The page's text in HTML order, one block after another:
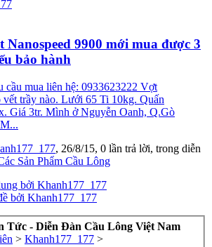
Nanospeed 9900 mới mua được 3
bảo hành
cầu mua liên hệ: 0933623222 Vợt
vết trầy nào. Lưới 65 Ti 10kg. Quấn
Giá 3tr. Mình ở Nguyễn Oanh, Q.Gò
, 26/8/15, 0 lần trả lời, trong diễn
Sản Phẩm Cầu Lông
bởi Khanh177_177
bởi Khanh177_177
Tức - Diễn Đàn Cầu Lông Việt Nam
> Khanh177_177 >